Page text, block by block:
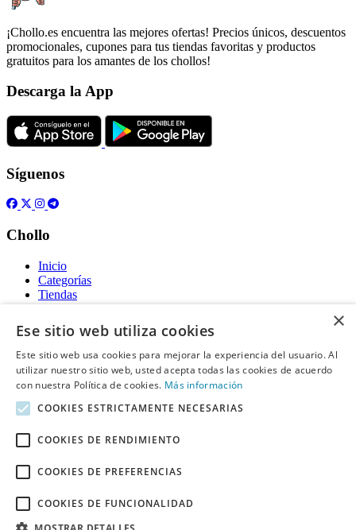
¡Chollo.es encuentra las mejores ofertas! Precios únicos, descuentos
promocionales, cupones para tus tiendas favoritas y productos
gratuitos para los amantes de los chollos!
Descarga la App
Síguenos
Chollo
Inicio
Categorías
Tiendas
Gratis
Acerca de
Sobre nosotros
Contacto
Información legal
Declaración de cookies
Descargo de Responsabilidad
×
Ese sitio web utiliza cookies
Este sitio web usa cookies para mejorar la experiencia del usuario. Al
utilizar nuestro sitio web, usted acepta todas las cookies de acuerdo
con nuestra Política de cookies. Más información
COOKIES ESTRICTAMENTE NECESARIAS
COOKIES DE RENDIMIENTO
COOKIES DE PREFERENCIAS
COOKIES DE FUNCIONALIDAD